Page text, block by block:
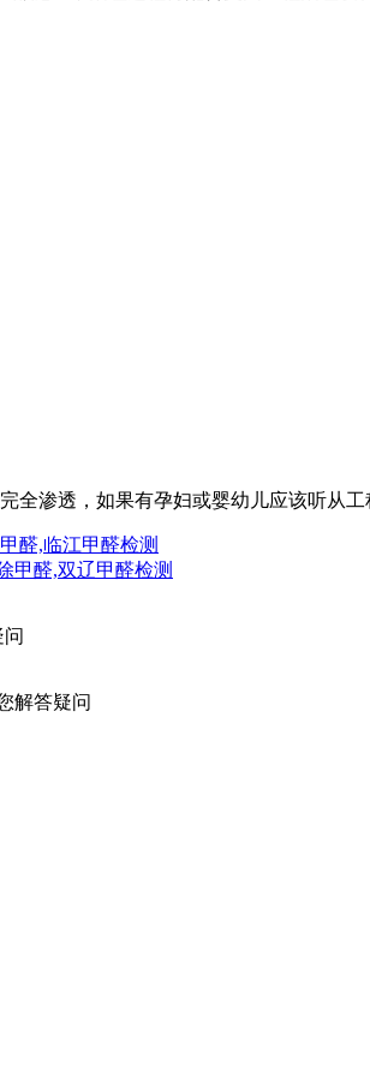
渗透，如果有孕妇或婴幼儿应该听从工
醛,临江甲醛检测
甲醛,双辽甲醛检测
解答疑问